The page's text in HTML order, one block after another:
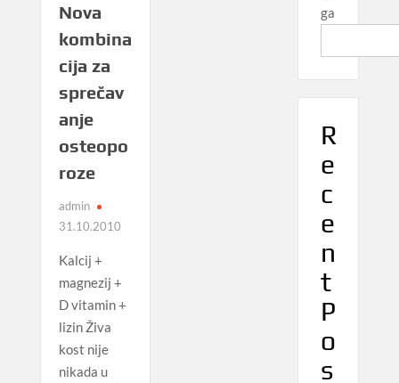
Nova
kombina
cija za
sprečav
anje
osteopo
roze
admin
31.10.2010
Kalcij +
magnezij +
D vitamin +
lizin Živa
kost nije
nikada u
ga
R
e
c
e
n
t
P
o
s